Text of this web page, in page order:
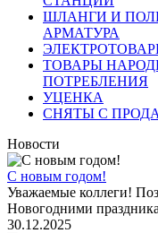
ШЛАНГИ И
АРМАТУРА
ТОВАРЫ
ПОТРЕБЛЕНИЯ
УЦЕНКА
СНЯТЫ С
Новости
С новым годом!
Уважаемые коллеги!
Новогодними
30.12.2025